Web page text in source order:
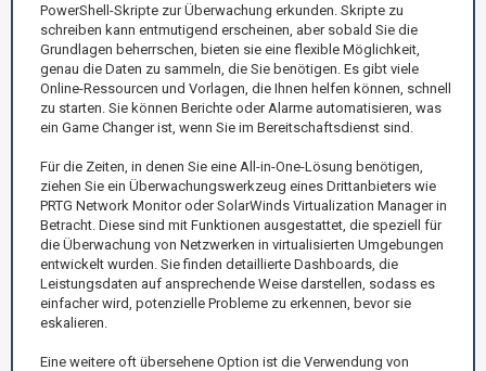
PowerShell-Skripte zur Überwachung erkunden. Skripte zu
schreiben kann entmutigend erscheinen, aber sobald Sie die
Grundlagen beherrschen, bieten sie eine flexible Möglichkeit,
genau die Daten zu sammeln, die Sie benötigen. Es gibt viele
Online-Ressourcen und Vorlagen, die Ihnen helfen können, schnell
zu starten. Sie können Berichte oder Alarme automatisieren, was
ein Game Changer ist, wenn Sie im Bereitschaftsdienst sind.
Für die Zeiten, in denen Sie eine All-in-One-Lösung benötigen,
ziehen Sie ein Überwachungswerkzeug eines Drittanbieters wie
PRTG Network Monitor oder SolarWinds Virtualization Manager in
Betracht. Diese sind mit Funktionen ausgestattet, die speziell für
die Überwachung von Netzwerken in virtualisierten Umgebungen
entwickelt wurden. Sie finden detaillierte Dashboards, die
Leistungsdaten auf ansprechende Weise darstellen, sodass es
einfacher wird, potenzielle Probleme zu erkennen, bevor sie
eskalieren.
Eine weitere oft übersehene Option ist die Verwendung von